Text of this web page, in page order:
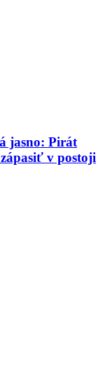
jasno: Pirát
v postoji